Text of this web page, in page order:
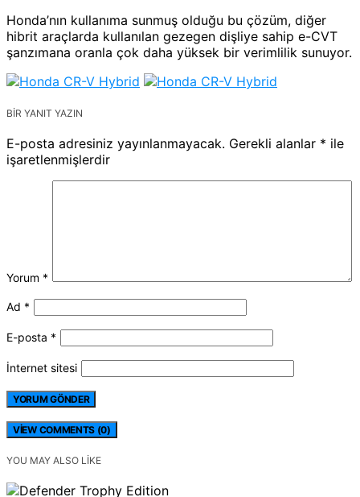
Honda’nın kullanıma sunmuş olduğu bu çözüm, diğer
hibrit araçlarda kullanılan gezegen dişliye sahip e-CVT
şanzımana oranla çok daha yüksek bir verimlilik sunuyor.
BIR YANIT YAZIN
E-posta adresiniz yayınlanmayacak. Gerekli alanlar * ile
işaretlenmişlerdir
Yorum *
Ad *
E-posta *
İnternet sitesi
VIEW COMMENTS (0)
YOU MAY ALSO LIKE